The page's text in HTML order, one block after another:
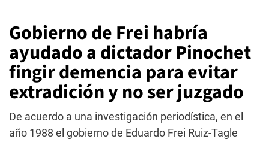
Gobierno de Frei habría
ayudado a dictador Pinochet
fingir demencia para evitar
extradición y no ser juzgado
De acuerdo a una investigación periodística, en el
año 1988 el gobierno de Eduardo Frei Ruiz-Tagle